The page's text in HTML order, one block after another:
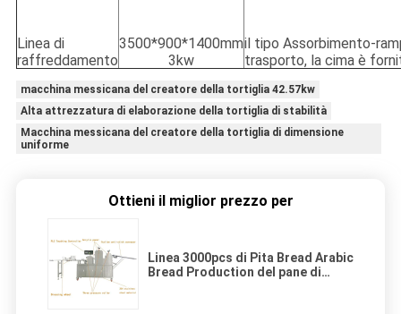
Linea di
raffreddamento
3500*900*1400mm
3kw
il tipo Assorbimento-
trasporto, la cima è
macchina messicana del creatore della tortiglia 42.57kw
Alta attrezzatura di elaborazione della tortiglia di stabilità
Macchina messicana del creatore della tortiglia di dimensione
uniforme
Ottieni il miglior prezzo per
Linea 3000pcs di Pita Bread Arabic
Bread Production del pane di